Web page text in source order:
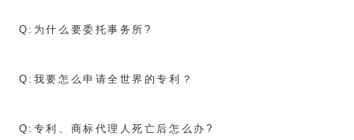
Q: 为什么要委托事务所?
Q: 我要怎么申请全世界的专利？
Q: 专利、商标代理人死亡后怎么办?